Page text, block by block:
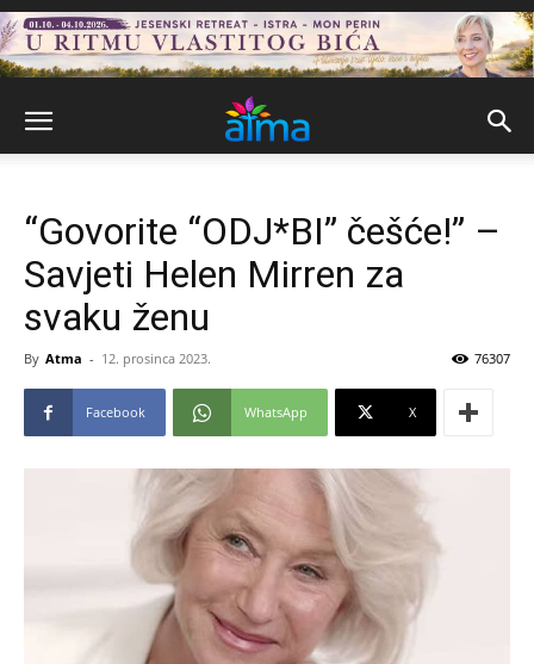
“Govorite “ODJ*BI” češće!” –
Savjeti Helen Mirren za
svaku ženu
By Atma - 12. prosinca 2023. 76307
Facebook WhatsApp X